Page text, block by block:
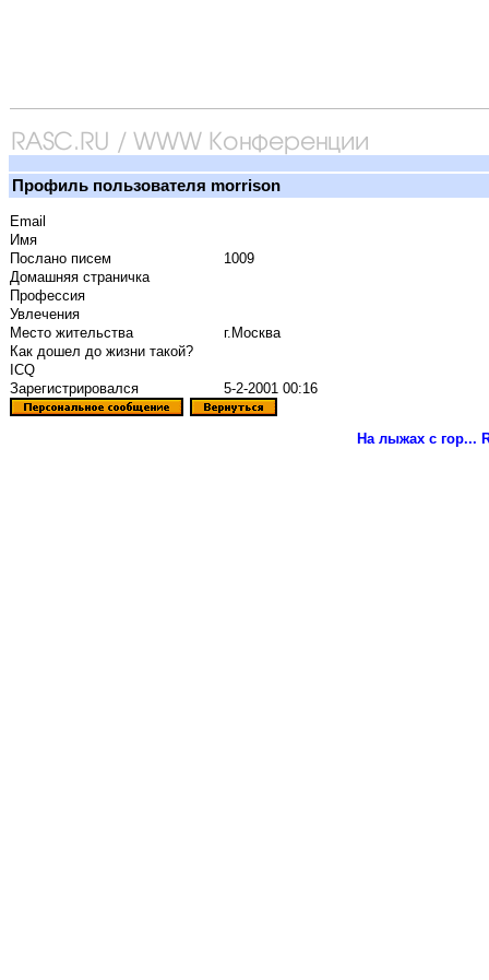
Профиль пользователя morrison
Email
Имя
Послано писем
1009
Домашняя страничка
Профессия
Увлечения
Место жительства
г.Москва
Как дошел до жизни такой?
ICQ
Зарегистрировался
5-2-2001 00:16
На лыжах с гор...